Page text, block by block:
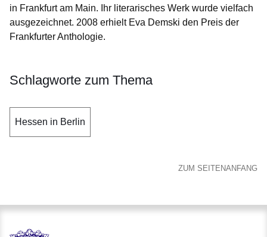
in Frankfurt am Main. Ihr literarisches Werk wurde vielfach
ausgezeichnet. 2008 erhielt Eva Demski den Preis der
Frankfurter Anthologie.
Schlagworte zum Thema
Hessen in Berlin
ZUM SEITENANFANG